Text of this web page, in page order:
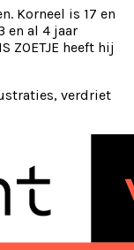
Korneel is 17 en
en al 4 jaar
ZOETJE heeft hij
verdriet